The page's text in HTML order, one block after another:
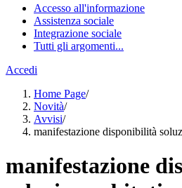
Accesso all'informazione
Assistenza sociale
Integrazione sociale
Tutti gli argomenti...
Accedi
Home Page/
Novità/
Avvisi/
manifestazione disponibilità
manifestazione